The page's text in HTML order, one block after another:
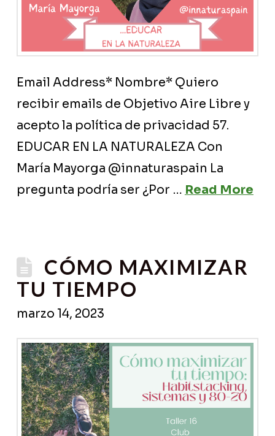
Email Address* Nombre* Quiero
recibir emails de Objetivo Aire Libre y
acepto la política de privacidad 57.
EDUCAR EN LA NATURALEZA Con
María Mayorga @innaturaspain La
pregunta podría ser ¿Por … Read More
CÓMO MAXIMIZAR
TU TIEMPO
marzo 14, 2023